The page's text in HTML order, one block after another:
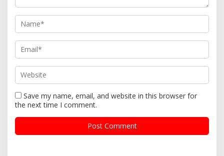
Save my name, email, and website in this browser for
the next time I comment.